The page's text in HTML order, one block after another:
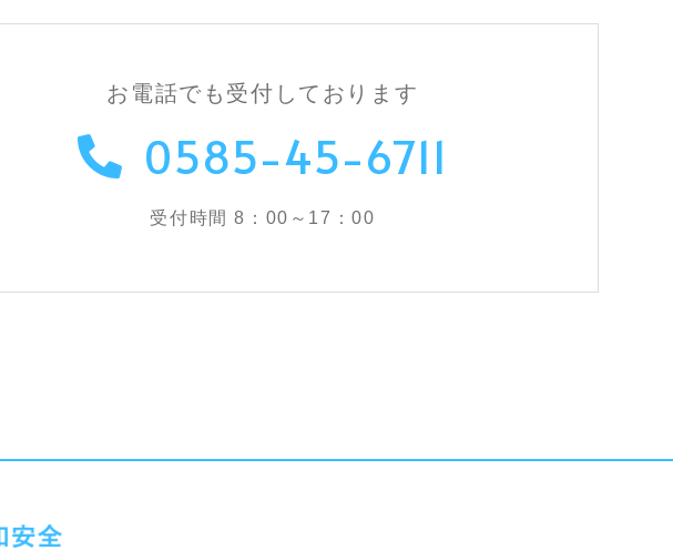
お電話でも受付しております
0585-45-6711
受付時間 8：00～17：00